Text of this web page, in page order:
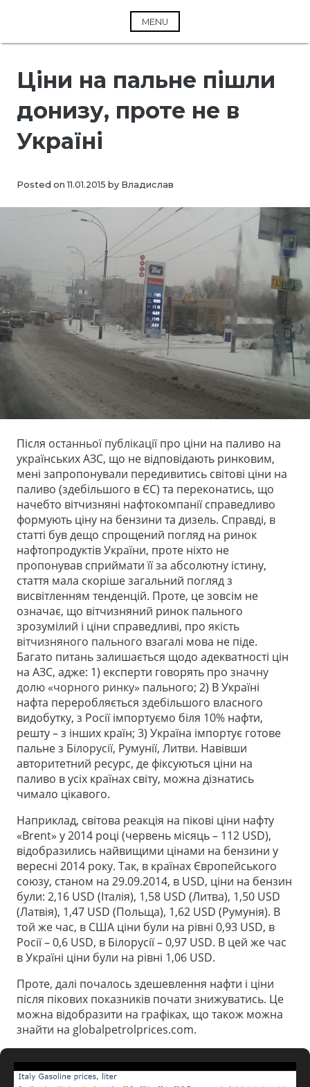
MENU
Ціни на пальне пішли
донизу, проте не в
Україні
Posted on11.01.2015 by Владислав
Після останньої публікаціїпро ціни на паливо на
українських АЗС, що не відповідають ринковим,
мені запропонували передивитись світові ціни на
паливо (здебільшого в ЄС) та переконатись, що
начебто вітчизняні нафтокомпанії справедливо
формують ціну на бензини та дизель. Справді, в
статті був дещо спрощений погляд на ринок
нафтопродуктів України, проте ніхто не
пропонував сприймати її за абсолютну істину,
стаття мала скоріше загальний погляд з
висвітленням тенденцій. Проте, це зовсім не
означає, що вітчизняний ринок пального
зрозумілий і ціни справедливі, про якість
вітчизняного пального взагалі мова не піде.
Багато питань залишається щодо адекватності цін
на АЗС, адже: 1) експерти говорять про значну
долю «чорного ринку» пального; 2) В Україні
нафта переробляється здебільшого власного
видобутку, з Росії імпортуємо біля 10% нафти,
решту – з інших країн; 3) Україна імпортує готове
пальне з Білорусії, Румунії, Литви. Навівши
авторитетний ресурс, де фіксуються ціни на
паливо в усіх країнах світу, можна дізнатись
чимало цікавого.
Наприклад, світова реакція на пікові ціни нафту
«Brent» у 2014 році (червень місяць – 112 USD),
відобразились найвищими цінами на бензини у
вересні 2014 року. Так, в країнах Європейського
союзу, станом на 29.09.2014, в USD, ціни на бензин
були: 2,16 USD (Італія), 1,58 USD (Литва), 1,50 USD
(Латвія), 1,47 USD (Польща), 1,62 USD (Румунія). В
той же час, в США ціни були на рівні 0,93 USD, в
Росії – 0,6 USD, в Білорусії – 0,97 USD. В цей же час
в Україні ціни були на рівні 1,06 USD.
Проте, далі почалось здешевлення нафти і ціни
після пікових показників почати знижуватись. Це
можна відобразити на графіках, що також можна
знайти на globalpetrolprices.com.